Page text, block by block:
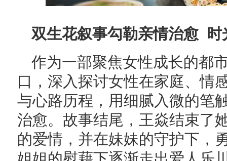
双生花叙事勾勒亲情治愈 时
作为一部聚焦女性成长的都
口，深入探讨女性在家庭、情
与心路历程，用细腻入微的笔
治愈。故事结尾，王焱结束了
的爱情，并在妹妹的守护下，